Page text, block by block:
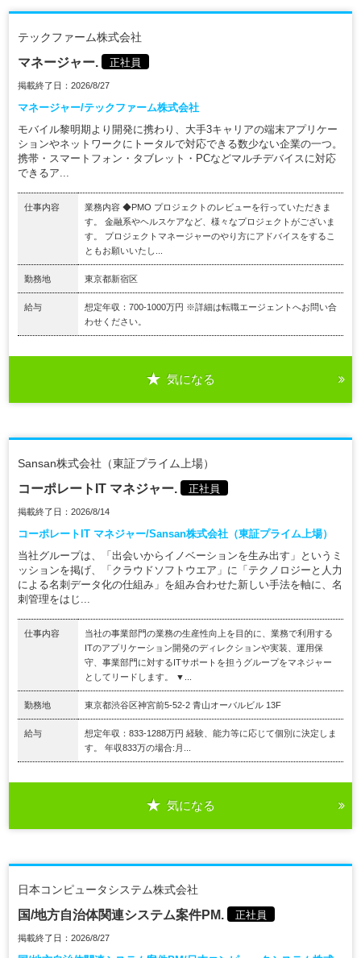
テックファーム株式会社
マネージャー. 正社員
掲載終了日：2026/8/27
マネージャー/テックファーム株式会社
モバイル黎明期より開発に携わり、大手3キャリアの端末アプリケー
ションやネットワークにトータルで対応できる数少ない企業の一つ。
携帯・スマートフォン・タブレット・PCなどマルチデバイスに対応
できるア...
仕事内容
業務内容 ◆PMO プロジェクトのレビューを行っていただきま
す。 金融系やヘルスケアなど、様々なプロジェクトがございま
す。 プロジェクトマネージャーのやり方にアドバイスをするこ
ともお願いいたし...
勤務地 東京都新宿区
給与
想定年収：700-1000万円 ※詳細は転職エージェントへお問い合
わせください。
気になる
Sansan株式会社（東証プライム上場）
コーポレートIT マネジャー. 正社員
掲載終了日：2026/8/14
コーポレートIT マネジャー/Sansan株式会社（東証プライム上場）
当社グループは、「出会いからイノベーションを生み出す」というミ
ッションを掲げ、「クラウドソフトウエア」に「テクノロジーと人力
による名刺データ化の仕組み」を組み合わせた新しい手法を軸に、名
刺管理をはじ...
仕事内容
当社の事業部門の業務の生産性向上を目的に、業務で利用する
ITのアプリケーション開発のディレクションや実装、運用保
守、事業部門に対するITサポートを担うグループをマネジャー
としてリードします。 ▼...
勤務地 東京都渋谷区神宮前5-52-2 青山オーバルビル 13F
給与
想定年収：833-1288万円 経験、能力等に応じて個別に決定しま
す。 年収833万の場合:月...
気になる
日本コンピュータシステム株式会社
国/地方自治体関連システム案件PM. 正社員
掲載終了日：2026/8/27